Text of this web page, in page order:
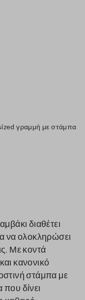
γραμμή με στάμπα
διαθέτει
να ολοκληρώσει
Με κοντά
κανονικό
στάμπα με
δίνει